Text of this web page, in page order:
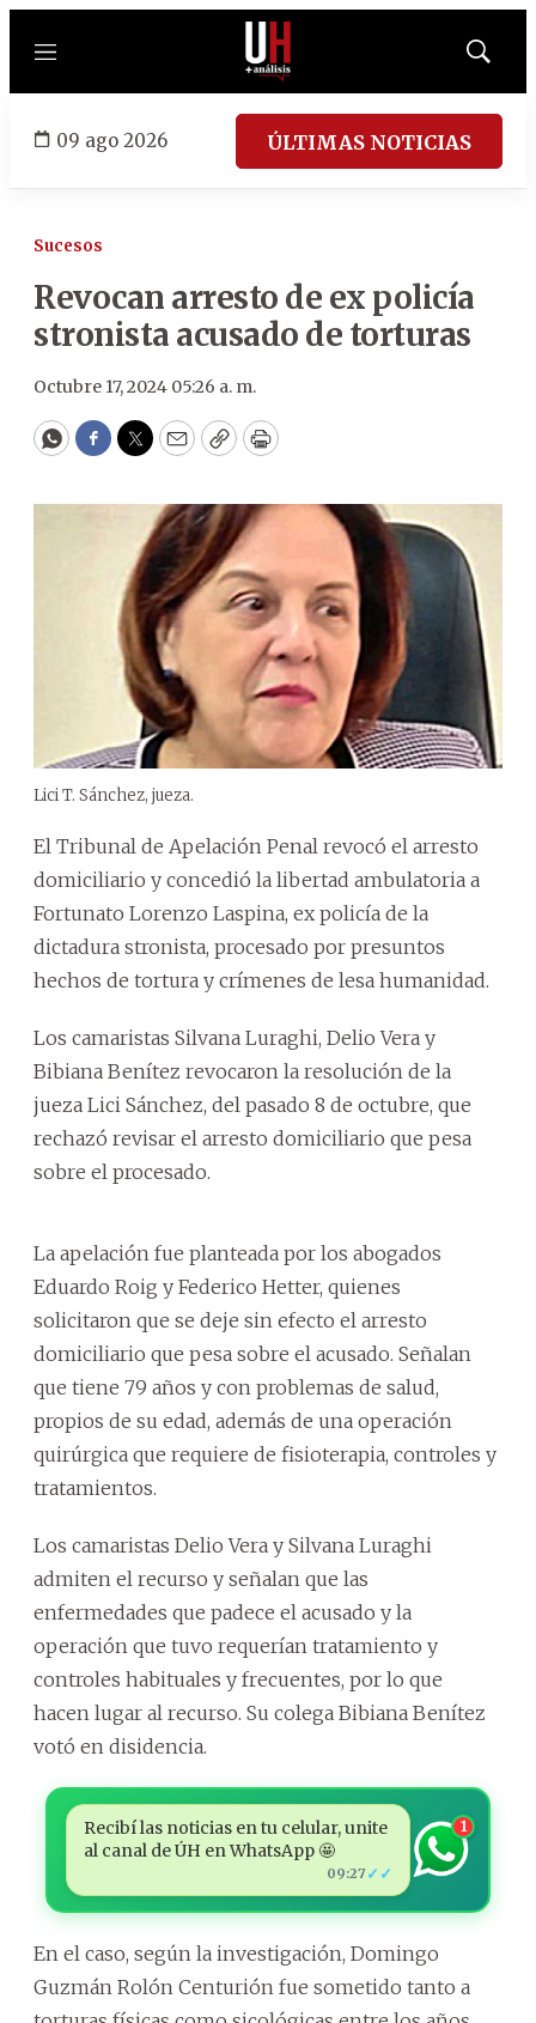
Menú
Mostrar
09 ago 2026 ÚLTIMAS NOTICIAS
Sucesos
Revocan arresto de ex policía
stronista acusado de torturas
Octubre 17, 2024 05:26 a. m.
WhatsApp
Facebook
Twitter
EmailCopyPrint
Lici T. Sánchez, jueza.
El Tribunal de Apelación Penal revocó el arresto
domiciliario y concedió la libertad ambulatoria a
Fortunato Lorenzo Laspina, ex policía de la
dictadura stronista, procesado por presuntos
hechos de tortura y crímenes de lesa humanidad.
Los camaristas Silvana Luraghi, Delio Vera y
Bibiana Benítez revocaron la resolución de la
jueza Lici Sánchez, del pasado 8 de octubre, que
rechazó revisar el arresto domiciliario que pesa
sobre el procesado.
La apelación fue planteada por los abogados
Eduardo Roig y Federico Hetter, quienes
solicitaron que se deje sin efecto el arresto
domiciliario que pesa sobre el acusado. Señalan
que tiene 79 años y con problemas de salud,
propios de su edad, además de una operación
quirúrgica que requiere de fisioterapia, controles y
tratamientos.
Los camaristas Delio Vera y Silvana Luraghi
admiten el recurso y señalan que las
enfermedades que padece el acusado y la
operación que tuvo requerían tratamiento y
controles habituales y frecuentes, por lo que
hacen lugar al recurso. Su colega Bibiana Benítez
votó en disidencia.
Recibí las noticias en tu celular, unite
al canal de ÚH en WhatsApp 🤩
09:27 ✓✓
1
En el caso, según la investigación, Domingo
Guzmán Rolón Centurión fue sometido tanto a